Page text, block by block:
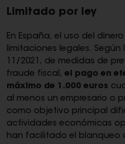
Limitado por ley
En España, el uso del
limitaciones legales.
11/2021, de medidas de
fraude fiscal, el pago en
máximo de 1.000 euros
al menos un empresario o
como objetivo principal
actividades económicas
han facilitado el blanqueo